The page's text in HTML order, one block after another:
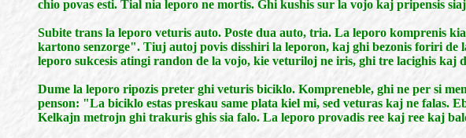
chio povas esti. Tial nia leporo ne mortis. Ghi kushis sur la vojo kaj pripensis
Subite trans la leporo veturis auto. Poste dua auto, tria. La leporo komprenis
kartono senzorge". Tiuj autoj povis disshiri la leporon, kaj ghi bezonis foriri
leporo sukcesis atingi randon de la vojo, kie veturiloj ne iris, ghi tre lacighis kaj
Dume la leporo ripozis preter ghi veturis biciklo. Kompreneble, ghi ne per si
penson: "La biciklo estas preskau same plata kiel mi, sed veturas kaj ne falas.
Kelkajn metrojn ghi trakuris ghis sia falo. La leporo provadis ree kaj ree kaj